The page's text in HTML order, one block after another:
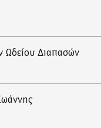
Ωδείου Διαπασών